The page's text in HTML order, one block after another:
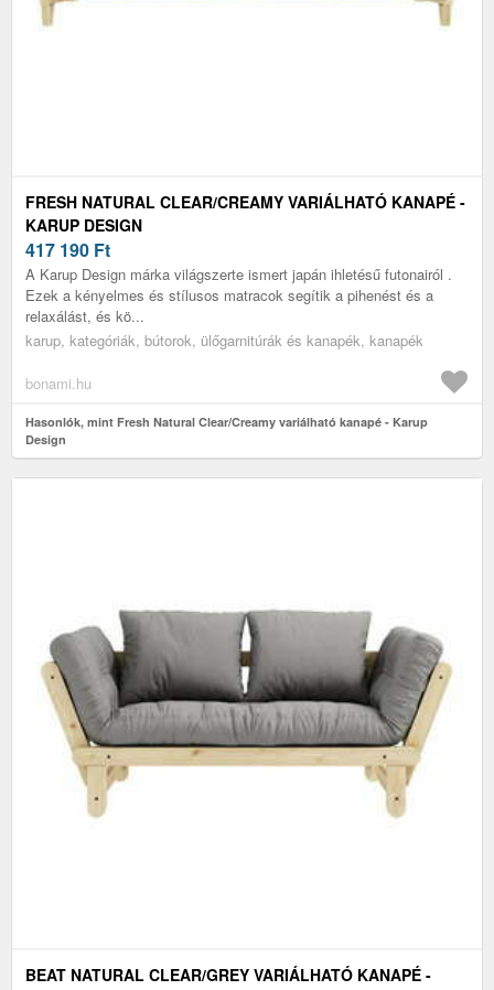
FRESH NATURAL CLEAR/CREAMY VARIÁLHATÓ KANAPÉ -
KARUP DESIGN
417 190 Ft
A Karup Design márka világszerte ismert japán ihletésű futonairól .
Ezek a kényelmes és stílusos matracok segítik a pihenést és a
relaxálást, és kö...
karup, kategóriák, bútorok, ülőgarnitúrák és kanapék, kanapék
bonami.hu
Hasonlók, mint Fresh Natural Clear/Creamy variálható kanapé - Karup
Design
BEAT NATURAL CLEAR/GREY VARIÁLHATÓ KANAPÉ -